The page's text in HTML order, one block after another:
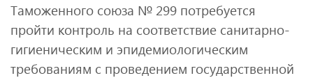
Таможенного союза № 299 потребуется
пройти контроль на соответствие санитарно-
гигиеническим и эпидемиологическим
требованиям с проведением государственной